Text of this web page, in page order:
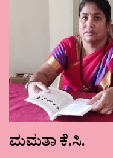
ಮಮತಾ ಕೆ.ಸಿ.